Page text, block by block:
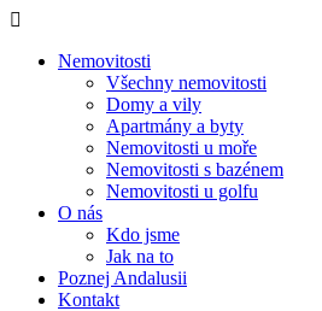
Nemovitosti
Všechny nemovitosti
Domy a vily
Apartmány a byty
Nemovitosti u moře
Nemovitosti s bazénem
Nemovitosti u golfu
O nás
Kdo jsme
Jak na to
Poznej Andalusii
Kontakt